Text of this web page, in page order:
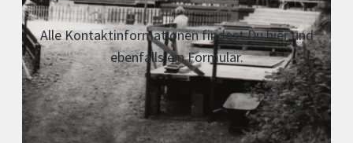
Alle Kontaktinformationen findest Du hier und
ebenfalls ein Formular.